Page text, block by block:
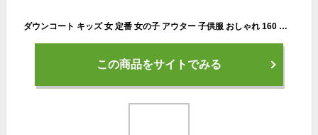
ダウンコート キッズ 女 定番 女の子 アウター 子供服 おしゃれ 160 ダウンジャケット 男 男の子 ダウンジャケット ブラック コート ロング 防寒 ファー 長め 冬用 園児 登園 通学 小学生 かわいい 秋冬 子ども 冬用 中学生 子供服 100cm 110cm 120cm 130cm 140cm 150cm
この商品をサイトでみる